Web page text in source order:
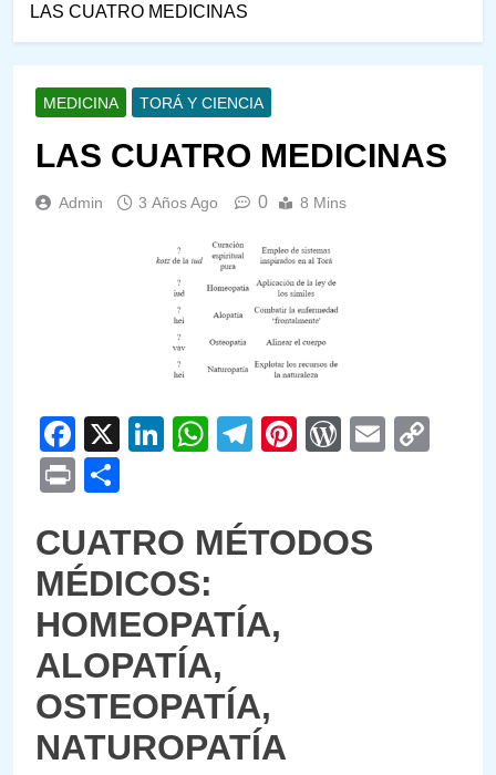
LAS CUATRO MEDICINAS
MEDICINA TORÁ Y CIENCIA
LAS CUATRO MEDICINAS
Admin 3 Años Ago 0 8 Mins
Facebook
X LinkedIn
WhatsApp
Telegram
PinterestEmail
Print
CUATRO MÉTODOS
MÉDICOS:
HOMEOPATÍA,
ALOPATÍA,
OSTEOPATÍA,
NATUROPATÍA